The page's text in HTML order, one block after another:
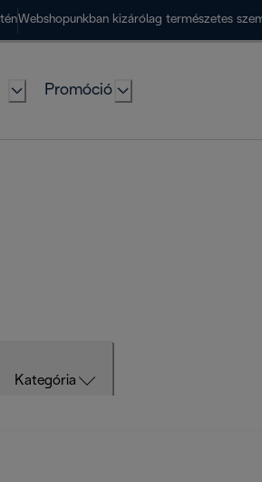
Webshopunkban kizárólag természetes
Promóció
Kategória